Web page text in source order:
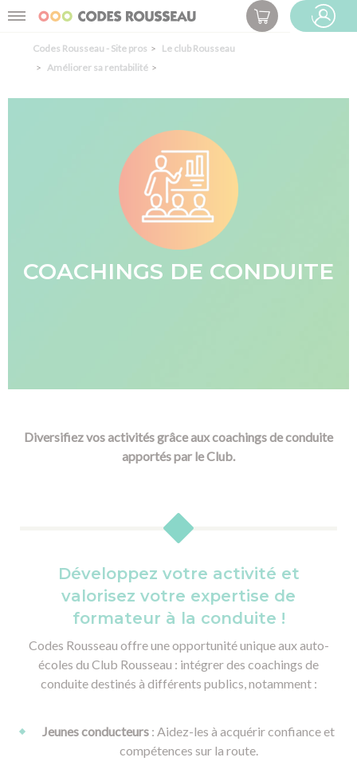
Menu
Codes Rousseau - Site pros
Le club Rousseau
Améliorer sa rentabilité
COACHINGS DE CONDUITE
Diversifiez vos activités grâce aux coachings de conduite
apportés par le Club.
Développez votre activité et
valorisez votre expertise de
formateur à la conduite !
Codes Rousseau offre une opportunité unique aux auto-
écoles du Club Rousseau : intégrer des coachings de
conduite destinés à différents publics, notamment :
Jeunes conducteurs : Aidez-les à acquérir confiance et
compétences sur la route.
Panneau de gestion des cookies